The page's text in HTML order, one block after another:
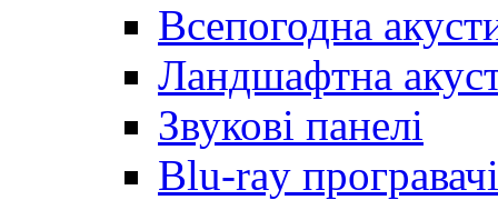
Всепогодна
Ландшафтна
Звукові панелі
Blu-ray програвачі